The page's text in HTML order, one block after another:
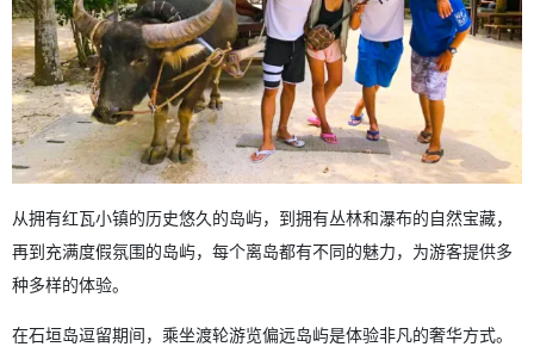
从拥有红瓦小镇的历史悠久的岛屿，到拥有丛林和瀑布的自然宝藏，
再到充满度假氛围的岛屿，每个离岛都有不同的魅力，为游客提供多
种多样的体验。
在石垣岛逗留期间，乘坐渡轮游览偏远岛屿是体验非凡的奢华方式。